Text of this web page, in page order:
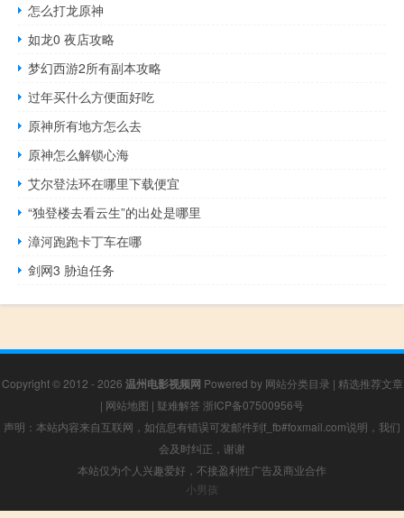
怎么打龙原神
如龙0 夜店攻略
梦幻西游2所有副本攻略
过年买什么方便面好吃
原神所有地方怎么去
原神怎么解锁心海
艾尔登法环在哪里下载便宜
“独登楼去看云生”的出处是哪里
漳河跑跑卡丁车在哪
剑网3 胁迫任务
Copyright © 2012 - 2026 温州电影视频网 Powered by 网站分类目录 | 精选推荐文章
| 网站地图 | 疑难解答 浙ICP备07500956号
声明：本站内容来自互联网，如信息有错误可发邮件到f_fb#foxmail.com说明，我们
会及时纠正，谢谢
本站仅为个人兴趣爱好，不接盈利性广告及商业合作
小男孩